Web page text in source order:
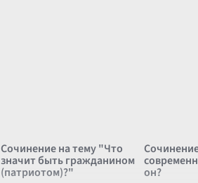
Сочинение на тему "Что
значит быть гражданином
(патриотом)?"
он?